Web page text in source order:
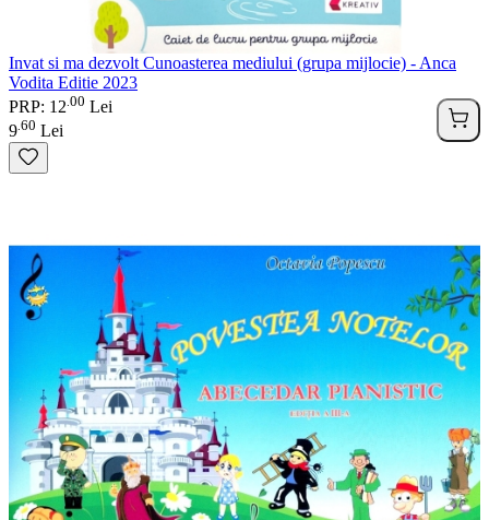
Invat si ma dezvolt Cunoasterea mediului (grupa mijlocie) - Anca
Vodita Editie 2023
PRP: 12 00 Lei
9 60 Lei